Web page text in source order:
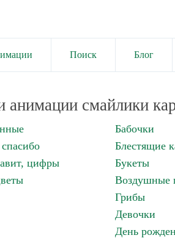
Поиск Блог
анимации смайлики
Бабочки
Блестящие
цифры
Букеты
Воздушные
Грибы
Девочки
День